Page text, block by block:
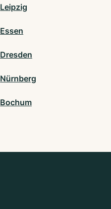
Leipzig
Essen
Dresden
Nürnberg
Bochum